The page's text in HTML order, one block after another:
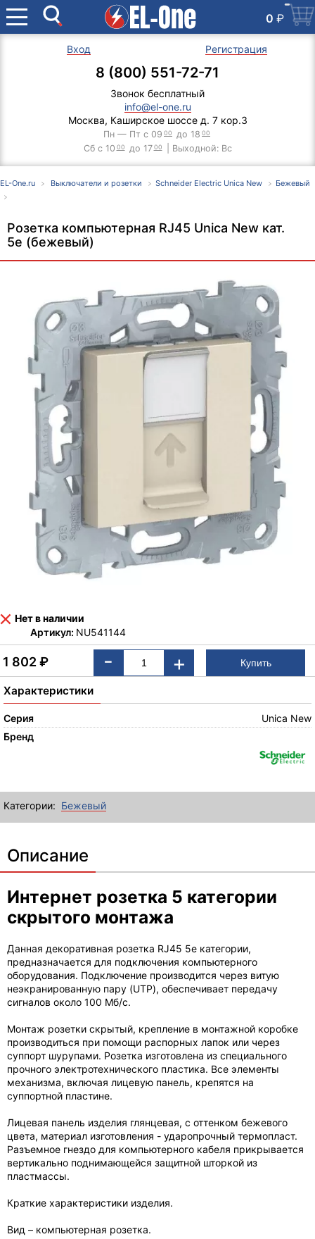
0 ₽
Вход Регистрация
8 (800) 551-72-71
Звонок бесплатный
info@el-one.ru
Москва, Каширское шоссе д. 7 кор.3
Пн — Пт с 09 00 до 18 00
Сб с 10 00 до 17 00 | Выходной: Вс
EL-One.ru Выключатели и розетки Schneider Electric Unica New Бежевый
Розетка компьютерная RJ45 Unica New кат.
5e (бежевый)
Нет в наличии
Артикул: NU541144
1 802₽ - +
Характеристики
Серия
Unica New
Бренд
Категории: Бежевый
Описание
Интернет розетка 5 категории
скрытого монтажа
Данная декоративная розетка RJ45 5е категории,
предназначается для подключения компьютерного
оборудования. Подключение производится через витую
неэкранированную пару (UTP), обеспечивает передачу
сигналов около 100 Мб/с.
Монтаж розетки скрытый, крепление в монтажной коробке
производиться при помощи распорных лапок или через
суппорт шурупами. Розетка изготовлена из специального
прочного электротехнического пластика. Все элементы
механизма, включая лицевую панель, крепятся на
суппортной пластине.
Лицевая панель изделия глянцевая, с оттенком бежевого
цвета, материал изготовления - ударопрочный термопласт.
Разъемное гнездо для компьютерного кабеля прикрывается
вертикально поднимающейся защитной шторкой из
пластмассы.
Краткие характеристики изделия.
Вид – компьютерная розетка.